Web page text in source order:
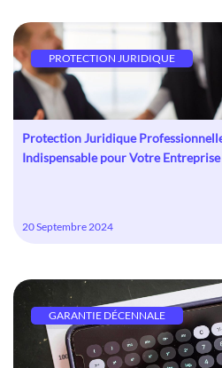
PROTECTION JURIDIQUE
Protection Juridique
Indispensable pour Votre Entreprise
20 Septembre 2024
GARANTIE DÉCENNALE